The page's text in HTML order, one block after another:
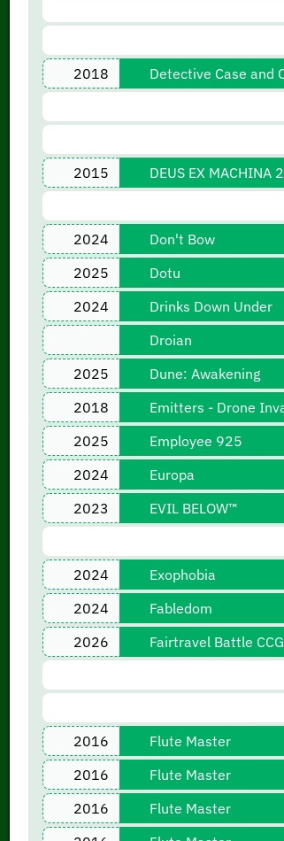
2018 Detective Case and
2015 DEUS EX MACHINA 2
2024 Don't Bow
2025
Dotu
2024
Drinks Down Under
Droian
2025
Dune: Awakening
2018 Emitters - Drone
2025
Employee 925
2024
Europa
2023
EVIL BELOW™
2024 Exophobia
2024 Fabledom
2026 Fairtravel Battle CCG
2016
Flute Master
2016
Flute Master
2016 Flute Master